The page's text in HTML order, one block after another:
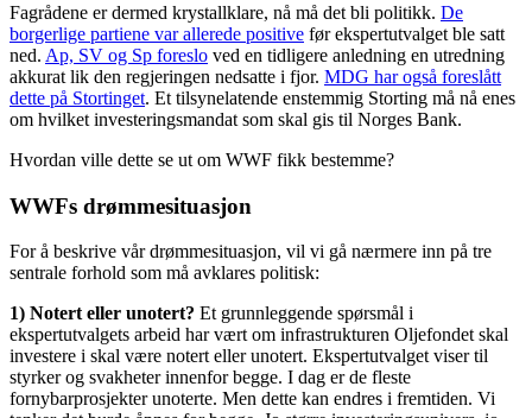
Fagrådene er dermed krystallklare, nå må det bli politikk. De
borgerlige partiene var allerede positive før ekspertutvalget ble satt
ned. Ap, SV og Sp foreslo ved en tidligere anledning en utredning
akkurat lik den regjeringen nedsatte i fjor. MDG har også foreslått
dette på Stortinget. Et tilsynelatende enstemmig Storting må nå enes
om hvilket investeringsmandat som skal gis til Norges Bank.
Hvordan ville dette se ut om WWF fikk bestemme?
WWFs drømmesituasjon
For å beskrive vår drømmesituasjon, vil vi gå nærmere inn på tre
sentrale forhold som må avklares politisk:
1) Notert eller unotert? Et grunnleggende spørsmål i
ekspertutvalgets arbeid har vært om infrastrukturen Oljefondet skal
investere i skal være notert eller unotert. Ekspertutvalget viser til
styrker og svakheter innenfor begge. I dag er de fleste
fornybarprosjekter unoterte. Men dette kan endres i fremtiden. Vi